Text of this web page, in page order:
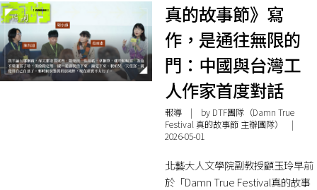
真的故事節》寫
作，是通往無限的
門：中國與台灣工
人作家首度對話
報導| by DTF團隊（Damn True
Festival 真的故事節 主辦團隊） |
2026-05-01
北藝大人文學院副教授顧玉玲早前
於「Damn True Festival真的故事